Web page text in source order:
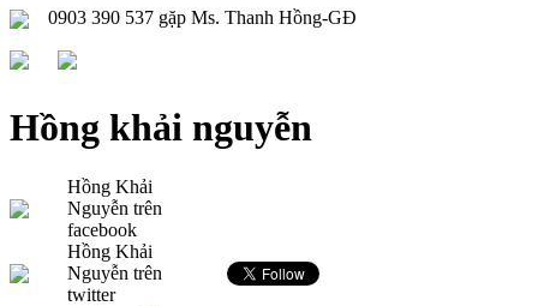
0903 390 537 gặp Ms. Thanh Hồng-GĐ
Hồng khải nguyễn
Hồng Khải
Nguyễn trên
facebook
Hồng Khải
Nguyễn trên
twitter